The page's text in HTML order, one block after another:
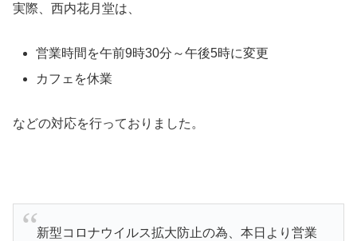
実際、西内花月堂は、
営業時間を午前9時30分～午後5時に変更
カフェを休業
などの対応を行っておりました。
新型コロナウイルス拡大防止の為、本日より営業